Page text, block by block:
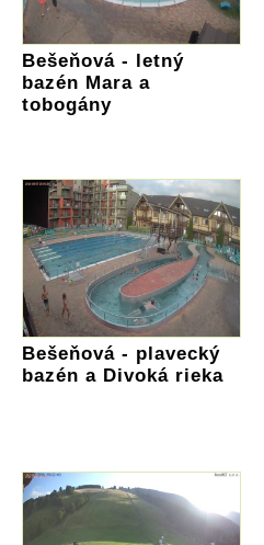
Bešeňová - letný
bazén Mara a
tobogány
Bešeňová - plavecký
bazén a Divoká rieka